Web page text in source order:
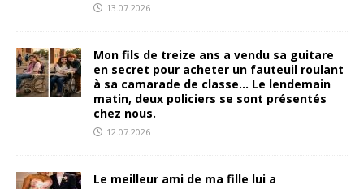
13.07.2026
Mon fils de treize ans a vendu sa guitare
en secret pour acheter un fauteuil roulant
à sa camarade de classe… Le lendemain
matin, deux policiers se sont présentés
chez nous.
12.07.2026
Le meilleur ami de ma fille lui a